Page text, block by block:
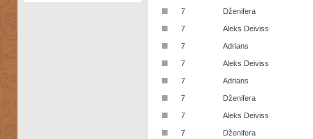
■ 7 Dženifera
■ 7 Aleks Deiviss
■ 7 Adrians
■ 7 Aleks Deiviss
■ 7 Adrians
■ 7 Dženifera
■ 7 Aleks Deiviss
■ 7 Dženifera